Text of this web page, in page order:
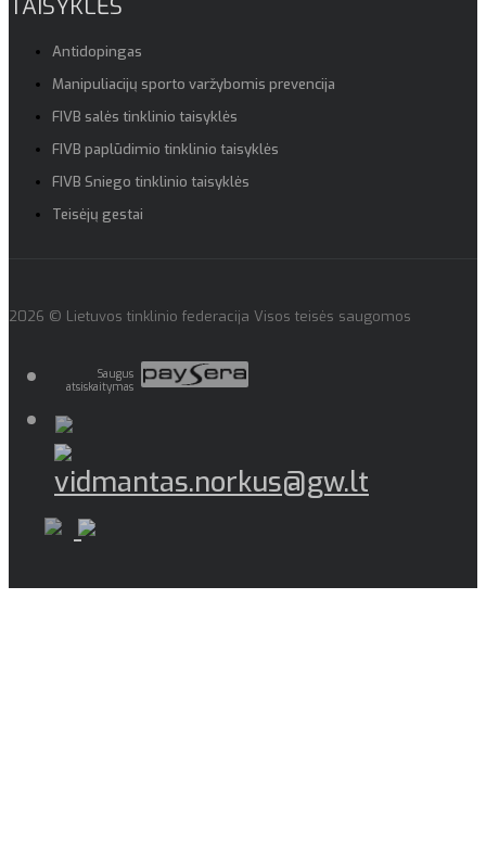
TAISYKLĖS
Antidopingas
Manipuliacijų sporto varžybomis prevencija
FIVB salės tinklinio taisyklės
FIVB paplūdimio tinklinio taisyklės
FIVB Sniego tinklinio taisyklės
Teisėjų gestai
2026 © Lietuvos tinklinio federacija Visos teisės saugomos
Saugus
atsiskaitymas